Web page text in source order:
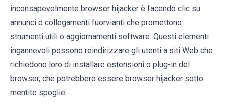
inconsapevolmente browser hijacker è facendo clic su
annunci o collegamenti fuorvianti che promettono
strumenti utili o aggiornamenti software. Questi elementi
ingannevoli possono reindirizzare gli utenti a siti Web che
richiedono loro di installare estensioni o plug-in del
browser, che potrebbero essere browser hijacker sotto
mentite spoglie.